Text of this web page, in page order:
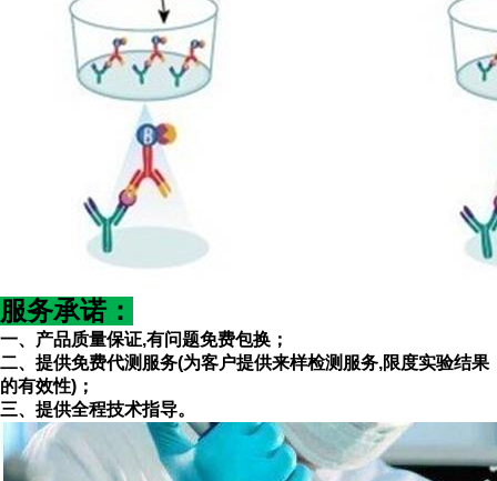
服务承诺：
一、产品质量保证,有问题免费包换；
二、提供免费代测服务(为客户提供来样检测服务,限度实验结果
的有效性)；
三、提供全程技术指导。